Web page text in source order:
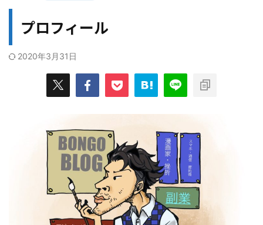
プロフィール
2020年3月31日